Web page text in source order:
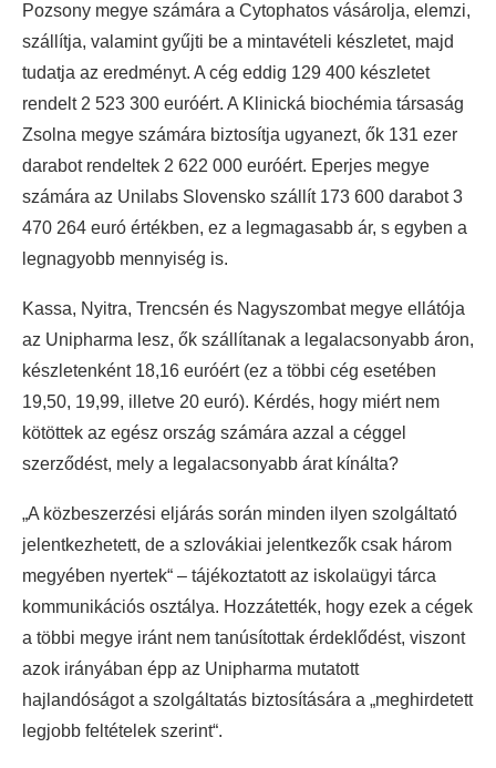
Pozsony megye számára a Cytophatos vásárolja, elemzi,
szállítja, valamint gyűjti be a mintavételi készletet, majd
tudatja az eredményt. A cég eddig 129 400 készletet
rendelt 2 523 300 euróért. A Klinická biochémia társaság
Zsolna megye számára biztosítja ugyanezt, ők 131 ezer
darabot rendeltek 2 622 000 euróért. Eperjes megye
számára az Unilabs Slovensko szállít 173 600 darabot 3
470 264 euró értékben, ez a legmagasabb ár, s egyben a
legnagyobb mennyiség is.
Kassa, Nyitra, Trencsén és Nagyszombat megye ellátója
az Unipharma lesz, ők szállítanak a legalacsonyabb áron,
készletenként 18,16 euróért (ez a többi cég esetében
19,50, 19,99, illetve 20 euró). Kérdés, hogy miért nem
kötöttek az egész ország számára azzal a céggel
szerződést, mely a legalacsonyabb árat kínálta?
„A közbeszerzési eljárás során minden ilyen szolgáltató
jelentkezhetett, de a szlovákiai jelentkezők csak három
megyében nyertek“ – tájékoztatott az iskolaügyi tárca
kommunikációs osztálya. Hozzátették, hogy ezek a cégek
a többi megye iránt nem tanúsítottak érdeklődést, viszont
azok irányában épp az Unipharma mutatott
hajlandóságot a szolgáltatás biztosítására a „meghirdetett
legjobb feltételek szerint“.